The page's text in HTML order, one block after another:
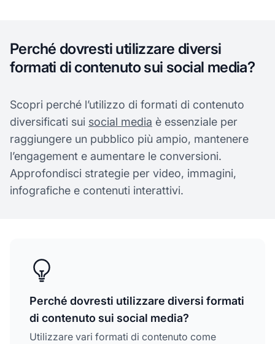
Perché dovresti utilizzare diversi
formati di contenuto sui social media?
Scopri perché l’utilizzo di formati di contenuto
diversificati sui social media è essenziale per
raggiungere un pubblico più ampio, mantenere
l’engagement e aumentare le conversioni.
Approfondisci strategie per video, immagini,
infografiche e contenuti interattivi.
Perché dovresti utilizzare diversi formati
di contenuto sui social media?
Utilizzare vari formati di contenuto come